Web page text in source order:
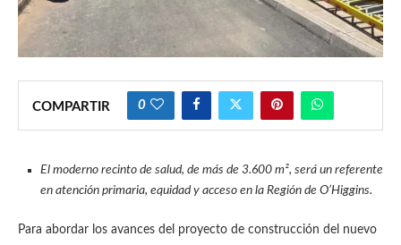
COMPARTIR 0
El moderno recinto de salud, de más de 3.600 m², será un referente
en atención primaria, equidad y acceso en la Región de O’Higgins.
Para abordar los avances del proyecto de construcción del nuevo